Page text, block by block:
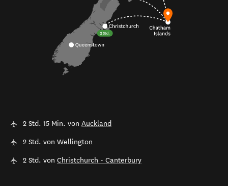
2 Std. 15 Min. von Auckland
2 Std. von Wellington
2 Std. von Christchurch - Canterbury